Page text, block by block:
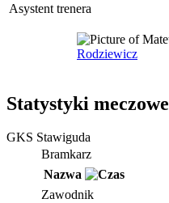
Asystent trenera
Rodziewicz
Statystyki meczowe
GKS Stawiguda
Bramkarz
Nazwa
Zawodnik